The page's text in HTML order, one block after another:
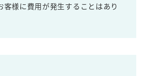
客様に費用が発生することはあり